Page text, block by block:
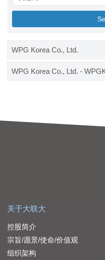
WPG Korea Co., Ltd.
WPG Korea Co., Ltd. -
关于大联大
控股简介
宗旨/愿景/使命/价值观
组织架构